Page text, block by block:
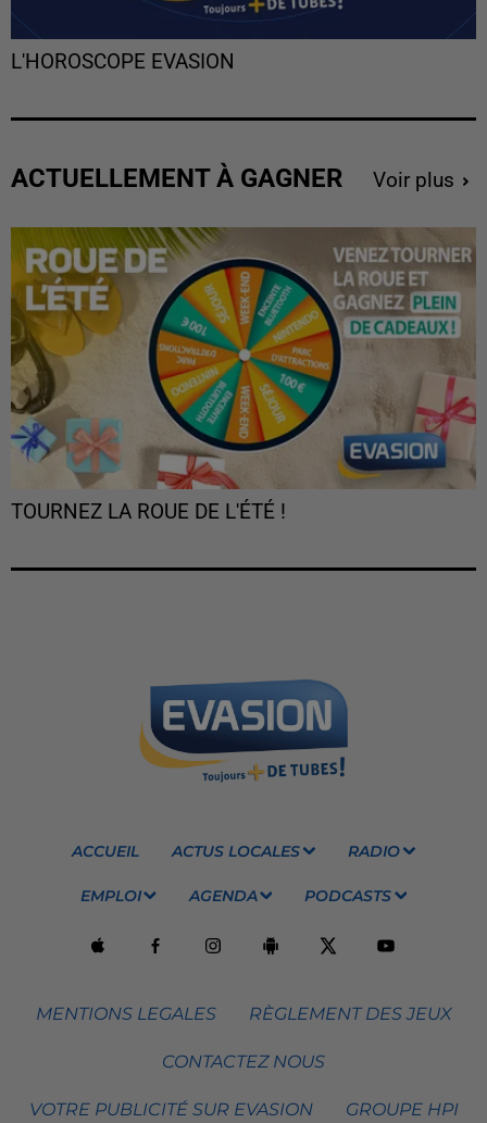
L'HOROSCOPE EVASION
ACTUELLEMENT À GAGNER Voir plus
TOURNEZ LA ROUE DE L'ÉTÉ !
ACCUEIL ACTUS LOCALES RADIO
EMPLOI AGENDA PODCASTS
MENTIONS LEGALES RÈGLEMENT DES JEUX
CONTACTEZ NOUS
VOTRE PUBLICITÉ SUR EVASION GROUPE HPI